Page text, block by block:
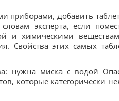
приборами, добавить
эксперта, если
и химическими
Свойства этих самых
нужна миска с водой
которые категорически